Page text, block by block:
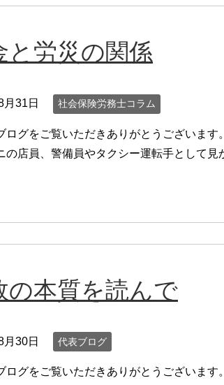
と労災の関係
月31日 社会保険労務士コラム
ログをご覧いただきありがとうございま
の店員、警備員やタクシー運転手として
の本質を読んで
月30日 代表ブログ
ログをご覧いただきありがとうございま